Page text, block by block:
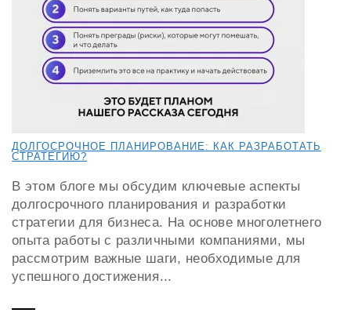
ДОЛГОСРОЧНОЕ ПЛАНИРОВАНИЕ: КАК РАЗРАБОТАТЬ
СТРАТЕГИЮ?
В этом блоге мы обсудим ключевые аспекты
долгосрочного планирования и разработки
стратегии для бизнеса. На основе многолетнего
опыта работы с различными компаниями, мы
рассмотрим важные шаги, необходимые для
успешного достижения...